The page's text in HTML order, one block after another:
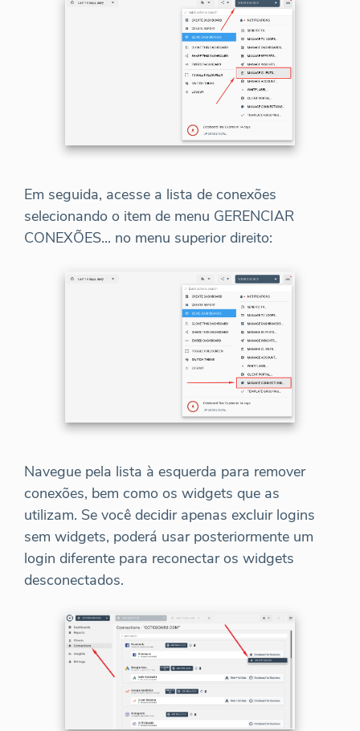
Em seguida, acesse a lista de conexões
selecionando o item de menu GERENCIAR
CONEXÕES... no menu superior direito:
Navegue pela lista à esquerda para remover
conexões, bem como os widgets que as
utilizam. Se você decidir apenas excluir logins
sem widgets, poderá usar posteriormente um
login diferente para reconectar os widgets
desconectados.